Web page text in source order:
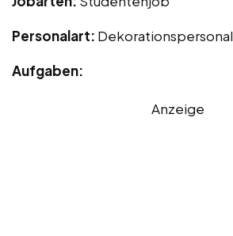
Personalart: Dekorationspersonal
Aufgaben:
Anzeige